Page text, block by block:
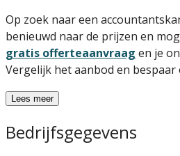
Op zoek naar een
benieuwd naar de prijzen en
gratis offerteaanvraag en je
Vergelijk het aanbod en bespaar
Lees meer
Bedrijfsgegevens